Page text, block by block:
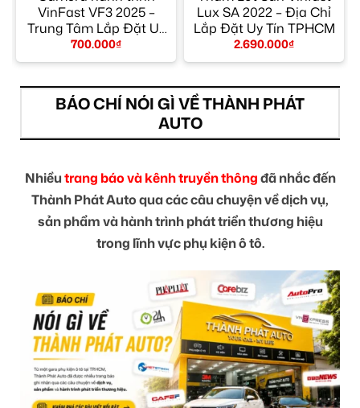
VinFast VF3 2025 –
Trung Tâm Lắp Đặt Uy
Tín Giá Tốt TPHCM
700.000₫
Lux SA 2022 – Địa Chỉ
Lắp Đặt Uy Tín TPHCM
2.690.000₫
BÁO CHÍ NÓI GÌ VỀ THÀNH PHÁT
AUTO
Nhiềutrang báo và kênh truyền thôngđã nhắc đến
Thành Phát Auto qua các câu chuyện về dịch vụ,
sản phẩm và hành trình phát triển thương hiệu
trong lĩnh vực phụ kiện ô tô.